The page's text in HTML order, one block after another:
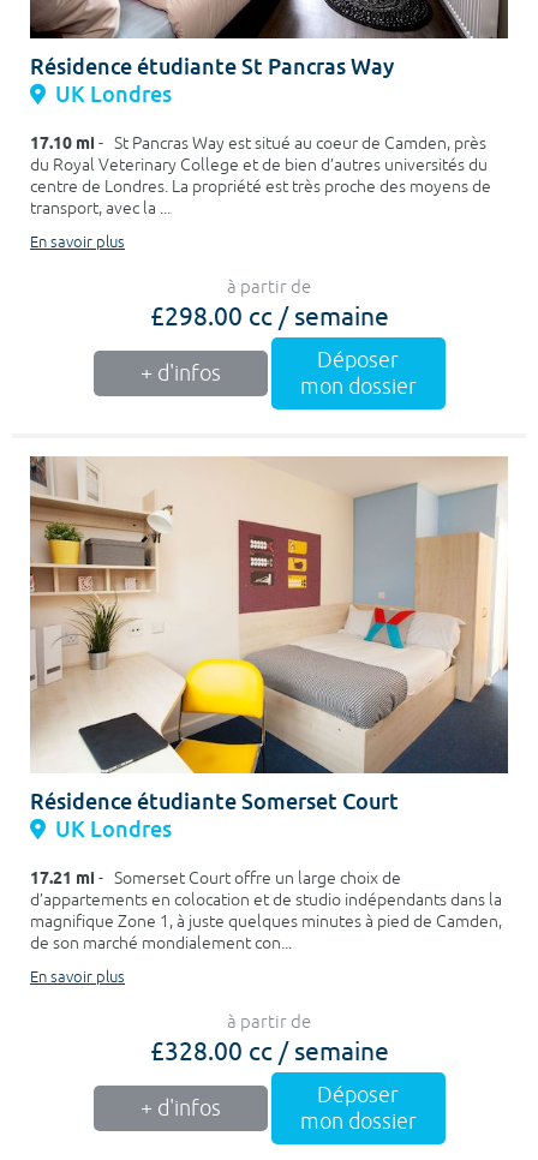
Résidence étudiante St Pancras Way
UK Londres
17.10 mi - St Pancras Way est situé au coeur de Camden, près
du Royal Veterinary College et de bien d’autres universités du
centre de Londres. La propriété est très proche des moyens de
transport, avec la ...
En savoir plus
à partir de
£298.00 cc / semaine
+ d'infos
Déposer
mon dossier
Résidence étudiante Somerset Court
UK Londres
17.21 mi - Somerset Court offre un large choix de
d’appartements en colocation et de studio indépendants dans la
magnifique Zone 1, à juste quelques minutes à pied de Camden,
de son marché mondialement con...
En savoir plus
à partir de
£328.00 cc / semaine
+ d'infos
Déposer
mon dossier